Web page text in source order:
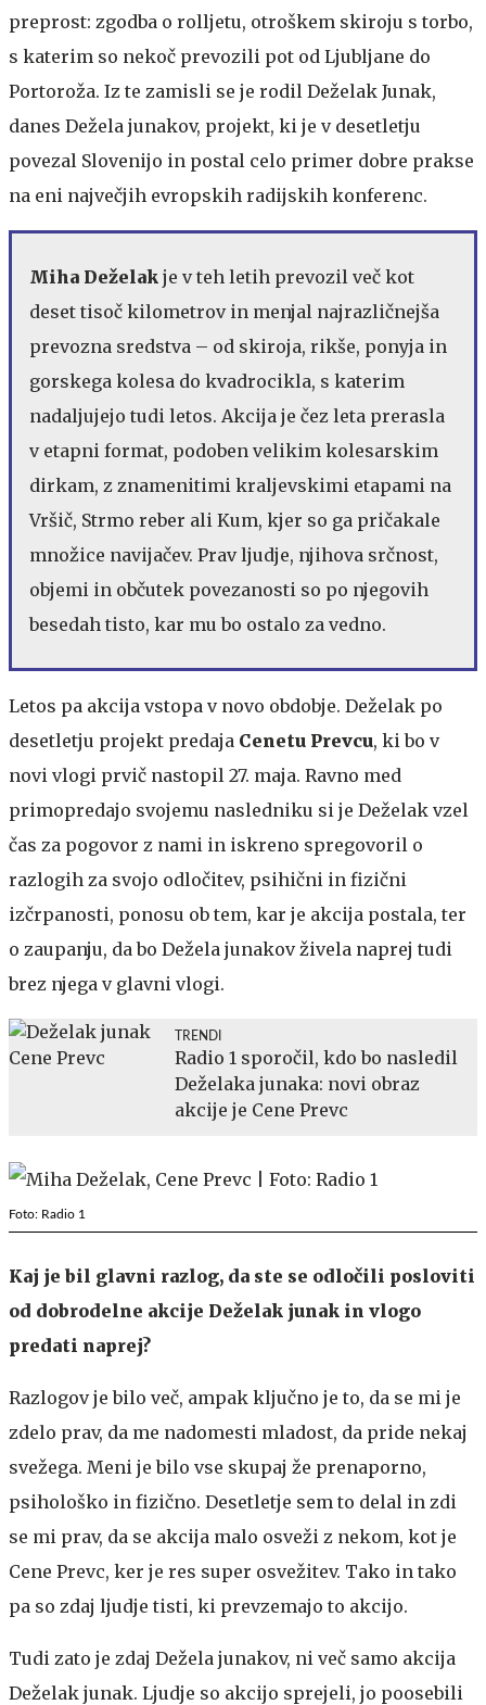
preprost: zgodba o rolljetu, otroškem skiroju s torbo,
s katerim so nekoč prevozili pot od Ljubljane do
Portoroža. Iz te zamisli se je rodil Deželak Junak,
danes Dežela junakov, projekt, ki je v desetletju
povezal Slovenijo in postal celo primer dobre prakse
na eni največjih evropskih radijskih konferenc.
Miha Deželak je v teh letih prevozil več kot
deset tisoč kilometrov in menjal najrazličnejša
prevozna sredstva – od skiroja, rikše, ponyja in
gorskega kolesa do kvadrocikla, s katerim
nadaljujejo tudi letos. Akcija je čez leta prerasla
v etapni format, podoben velikim kolesarskim
dirkam, z znamenitimi kraljevskimi etapami na
Vršič, Strmo reber ali Kum, kjer so ga pričakale
množice navijačev. Prav ljudje, njihova srčnost,
objemi in občutek povezanosti so po njegovih
besedah tisto, kar mu bo ostalo za vedno.
Letos pa akcija vstopa v novo obdobje. Deželak po
desetletju projekt predaja Cenetu Prevcu, ki bo v
novi vlogi prvič nastopil 27. maja. Ravno med
primopredajo svojemu nasledniku si je Deželak vzel
čas za pogovor z nami in iskreno spregovoril o
razlogih za svojo odločitev, psihični in fizični
izčrpanosti, ponosu ob tem, kar je akcija postala, ter
o zaupanju, da bo Dežela junakov živela naprej tudi
brez njega v glavni vlogi.
TRENDI
Radio 1 sporočil, kdo bo nasledil
Deželaka junaka: novi obraz
akcije je Cene Prevc
Foto: Radio 1
Kaj je bil glavni razlog, da ste se odločili posloviti
od dobrodelne akcije Deželak junak in vlogo
predati naprej?
Razlogov je bilo več, ampak ključno je to, da se mi je
zdelo prav, da me nadomesti mladost, da pride nekaj
svežega. Meni je bilo vse skupaj že prenaporno,
psihološko in fizično. Desetletje sem to delal in zdi
se mi prav, da se akcija malo osveži z nekom, kot je
Cene Prevc, ker je res super osvežitev. Tako in tako
pa so zdaj ljudje tisti, ki prevzemajo to akcijo.
Tudi zato je zdaj Dežela junakov, ni več samo akcija
Deželak junak. Ljudje so akcijo sprejeli, jo poosebili